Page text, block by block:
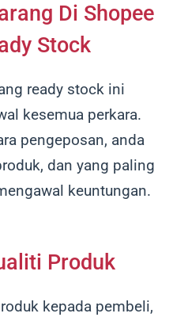
Di Shopee
Stock
ready stock ini
kesemua perkara.
pengeposan, anda
dan yang paling
keuntungan.
Produk
kepada pembeli,